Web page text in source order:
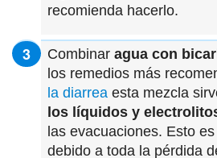
recomienda hacerlo.
Combinar agua con
los remedios más
la diarrea esta mezcla
los líquidos y
las evacuaciones. Esto
debido a toda la pérdida